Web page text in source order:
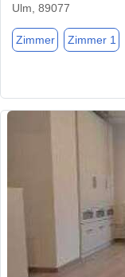
Ulm, 89077
Zimmer Zimmer 1